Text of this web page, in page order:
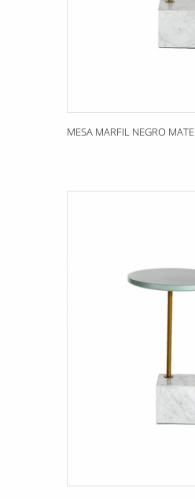
MESA MARFIL NEGRO MATE